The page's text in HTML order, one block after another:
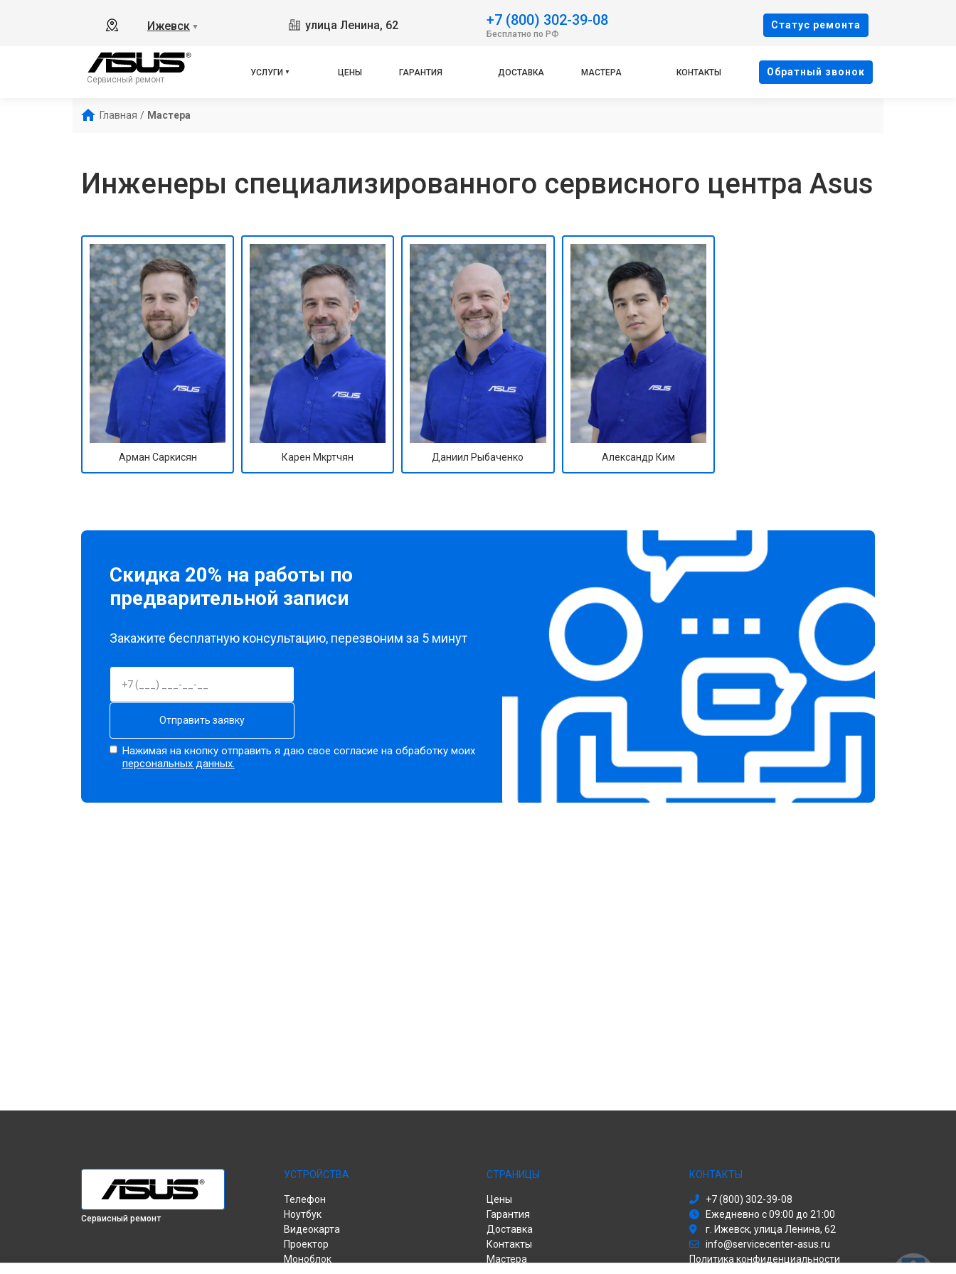
Ижевск ▼ улица Ленина, 62 +7 (800) 302-39-08
Бесплатно по РФ
Cтатус ремонта
Сервисный ремонт
УСЛУГИ ЦЕНЫ ГАРАНТИЯ ДОСТАВКА МАСТЕРА КОНТАКТЫ Oбратный звонок
Главная / Мастера
Инженеры специализированного сервисного центра Asus
Арман Саркисян Карен Мкртчян Даниил Рыбаченко Александр Ким
Скидка 20% на работы по
предварительной записи
Закажите бесплатную консультацию, перезвоним за 5 минут
Отправить заявку
Нажимая на кнопку отправить я даю свое согласие на обработку моих
персональных данных.
Сервисный ремонт
УСТРОЙСТВА
Телефон
Ноутбук
Видеокарта
Проектор
Моноблок
СТРАНИЦЫ
Цены
Гарантия
Доставка
Контакты
Мастера
КОНТАКТЫ
+7 (800) 302-39-08
Ежедневно с 09:00 до 21:00
г. Ижевск, улица Ленина, 62
info@servicecenter-asus.ru
Политика конфиденциальности